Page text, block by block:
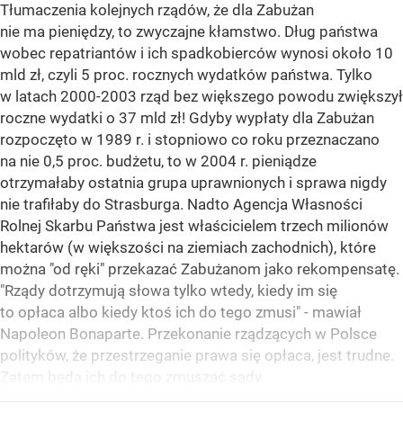
Tłumaczenia kolejnych rządów, że dla Zabużan
nie ma pieniędzy, to zwyczajne kłamstwo. Dług państwa
wobec repatriantów i ich spadkobierców wynosi około 10
mld zł, czyli 5 proc. rocznych wydatków państwa. Tylko
w latach 2000-2003 rząd bez większego powodu zwiększył
roczne wydatki o 37 mld zł! Gdyby wypłaty dla Zabużan
rozpoczęto w 1989 r. i stopniowo co roku przeznaczano
na nie 0,5 proc. budżetu, to w 2004 r. pieniądze
otrzymałaby ostatnia grupa uprawnionych i sprawa nigdy
nie trafiłaby do Strasburga. Nadto Agencja Własności
Rolnej Skarbu Państwa jest właścicielem trzech milionów
hektarów (w większości na ziemiach zachodnich), które
można "od ręki" przekazać Zabużanom jako rekompensatę.
"Rządy dotrzymują słowa tylko wtedy, kiedy im się
to opłaca albo kiedy ktoś ich do tego zmusi" - mawiał
Napoleon Bonaparte. Przekonanie rządzących w Polsce
polityków, że przestrzeganie prawa się opłaca, jest trudne.
Zatem będą ich do tego zmuszać sądy.